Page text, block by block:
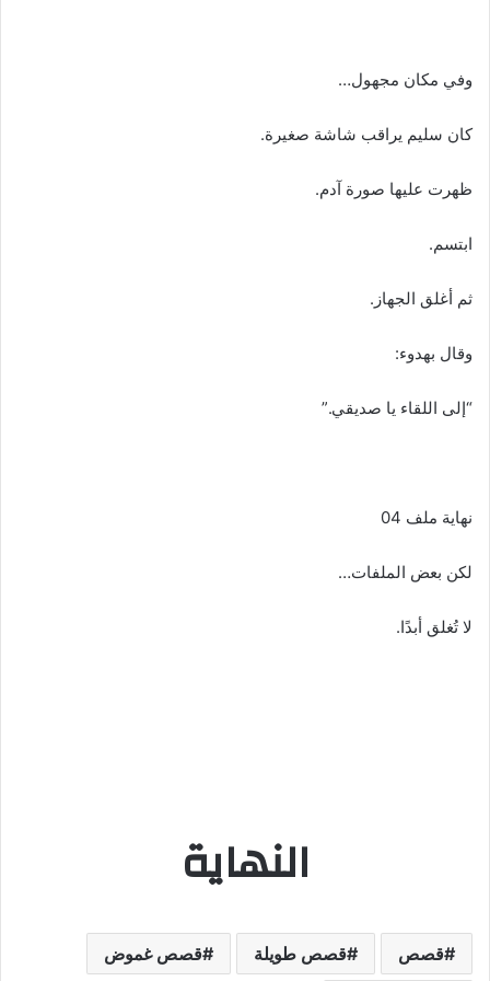
وفي مكان مجهول…
كان سليم يراقب شاشة صغيرة.
ظهرت عليها صورة آدم.
ابتسم.
ثم أغلق الجهاز.
وقال بهدوء:
“إلى اللقاء يا صديقي.”
نهاية ملف 04
لكن بعض الملفات…
لا تُغلق أبدًا.
النهاية
قصص قصص طويلة قصص غموض